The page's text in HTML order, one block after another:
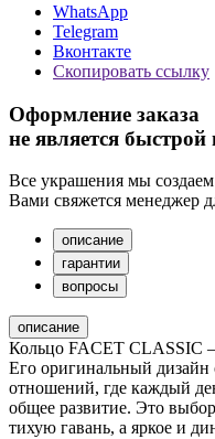
WhatsApp
Telegram
Вконтакте
Скопировать ссылку
Оформление заказа
не является
Все украшения мы
Вами свяжется менеджер
описание
гарантии
вопросы
описание
Кольцо FACET CLASSIC
Его оригинальный дизайн
отношений, где каждый
общее развитие. Это
тихую гавань, а яркое и